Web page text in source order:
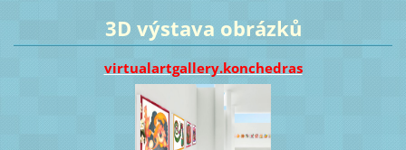
3D výstava obrázků
virtualartgallery.konchedras